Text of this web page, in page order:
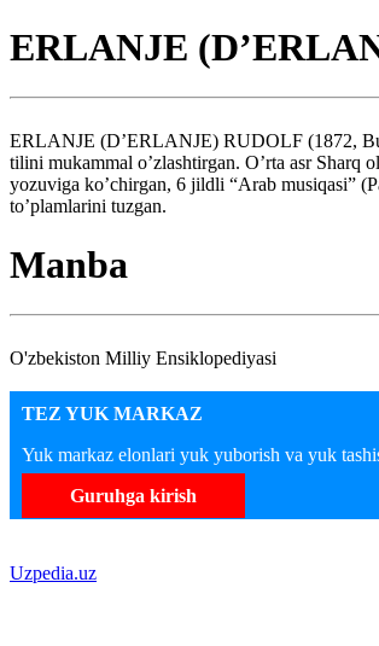
ERLANJE
ERLANJE (D’ERLANJE) RUDOLF (1872,
tilini mukammal o’zlashtirgan. O’rta asr
yozuviga ko’chirgan, 6 jildli “Arab musiqasi”
to’plamlarini tuzgan.
Manba
O'zbekiston Milliy Ensiklopediyasi
TEZ YUK MARKAZ
Yuk markaz elonlari yuk yuborish va yuk
Guruhga kirish
Uzpedia.uz